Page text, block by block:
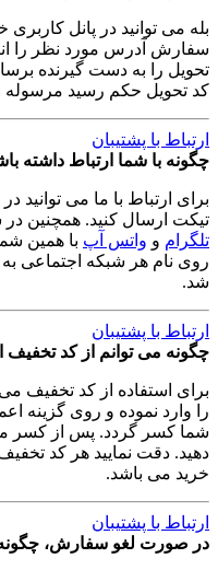
بله می توانید در پانل
سفارش آدرس مورد نظر را
تحویل را به دست گیرنده
کد تحویل حکم رسید مرسوله
ارتباط با پشتیبان
چگونه با شما ارتباط داشته
برای ارتباط با ما می توانید
تیکت ارسال کنید. همچنین
تلگرام و واتس آپ با همین
روی نام هر شبکه اجتماعی
شد.
ارتباط با پشتیبان
چگونه می توانم از کد تخفیف
برای استفاده از کد تخفیف
را وارد نموده و روی گزینه
شما کسر گردد. پس از کسر
دهید. دقت نمایید هر کد
خرید می باشد.
ارتباط با پشتیبان
در صورت لغو سفارش،